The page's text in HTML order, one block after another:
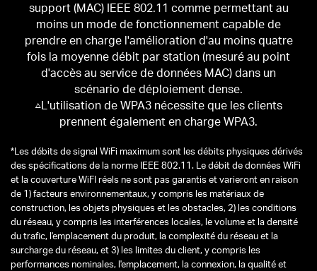
support (MAC) IEEE 802.11 comme permettant au
moins un mode de fonctionnement capable de
prendre en charge l'amélioration d'au moins quatre
fois la moyenne débit par station (mesuré au point
d'accès au service de données MAC) dans un
scénario de déploiement dense.
△L'utilisation de WPA3 nécessite que les clients
prennent également en charge WPA3.
*Les débits de signal WiFi maximum sont les débits physiques dérivés
des spécifications de la norme IEEE 802.11. Le débit de données WiFi
et la couverture WiFI réels ne sont pas garantis et varieront en raison
de 1) facteurs environnementaux, y compris les matériaux de
construction, les objets physiques et les obstacles, 2) les conditions
du réseau, y compris les interférences locales, le volume et la densité
du trafic, l'emplacement du produit, la complexité du réseau et la
surcharge du réseau, et 3) les limites du client, y compris les
performances nominales, l'emplacement, la connexion, la qualité et